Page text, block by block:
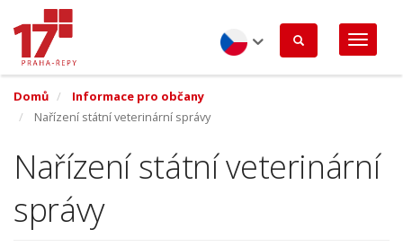
hlavnímu
obsahu
Czech
Domů
Informace pro občany
Nařízení státní veterinární správy
Nařízení státní veterinární
správy